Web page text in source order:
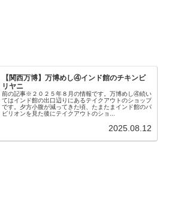
【関西万博】万博めし④インド館のチキンビ
リヤニ
前の記事※２０２５年８月の情報です。万博めし④続い
てはインド館の出口辺りにあるテイクアウトのショップ
です。夕方小腹が減ってきた頃、たまたまインド館のパ
ビリオンを見た後にテイクアウトのショ...
2025.08.12